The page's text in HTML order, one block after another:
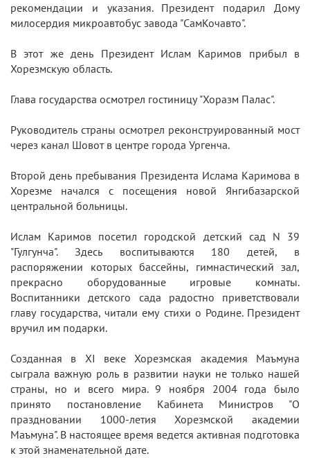
рекомендации и указания. Президент подарил Дому
милосердия микроавтобус завода "СамКочавто".
В этот же день Президент Ислам Каримов прибыл в
Хорезмскую область.
Глава государства осмотрел гостиницу "Хоразм Палас".
Руководитель страны осмотрел реконструированный мост
через канал Шовот в центре города Ургенча.
Второй день пребывания Президента Ислама Каримова в
Хорезме начался с посещения новой Янгибазарской
центральной больницы.
Ислам Каримов посетил городской детский сад N 39
"Гулгунча". Здесь воспитываются 180 детей, в
распоряжении которых бассейны, гимнастический зал,
прекрасно оборудованные игровые комнаты.
Воспитанники детского сада радостно приветствовали
главу государства, читали ему стихи о Родине. Президент
вручил им подарки.
Созданная в ХI веке Хорезмская академия Маъмуна
сыграла важную роль в развитии науки не только нашей
страны, но и всего мира. 9 ноября 2004 года было
принято постановление Кабинета Министров "О
праздновании 1000-летия Хорезмской академии
Маъмуна". В настоящее время ведется активная подготовка
к этой знаменательной дате.